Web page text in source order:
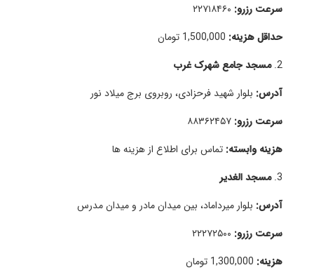
سرعت رزرو:
حداقل هزینه:
2. مسجد جامع شهرک غرب
آدرس: بلوار شهید فرحزادی، روبروی برج میلاد نور
سرعت رزرو:
هزینه وابسته: تماس برای اطلاع از هزینه ها
3. مسجد الغدیر
آدرس: بلوار میرداماد، بین میدان مادر و میدان مدرس
سرعت رزرو:
هزینه: